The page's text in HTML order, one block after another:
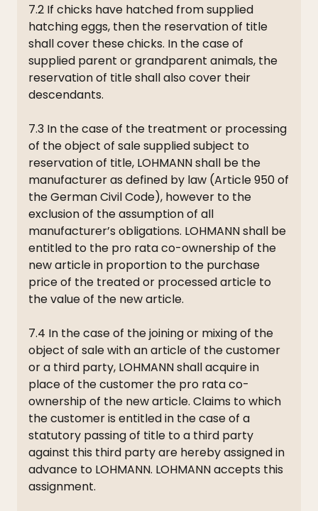
7.2 If chicks have hatched from supplied
hatching eggs, then the reservation of title
shall cover these chicks. In the case of
supplied parent or grandparent animals, the
reservation of title shall also cover their
descendants.
7.3 In the case of the treatment or processing
of the object of sale supplied subject to
reservation of title, LOHMANN shall be the
manufacturer as defined by law (Article 950 of
the German Civil Code), however to the
exclusion of the assumption of all
manufacturer’s obligations. LOHMANN shall be
entitled to the pro rata co-ownership of the
new article in proportion to the purchase
price of the treated or processed article to
the value of the new article.
7.4 In the case of the joining or mixing of the
object of sale with an article of the customer
or a third party, LOHMANN shall acquire in
place of the customer the pro rata co-
ownership of the new article. Claims to which
the customer is entitled in the case of a
statutory passing of title to a third party
against this third party are hereby assigned in
advance to LOHMANN. LOHMANN accepts this
assignment.